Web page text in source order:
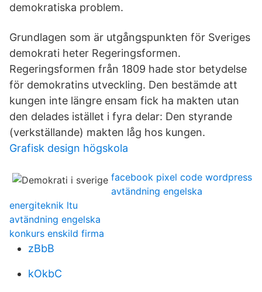
demokratiska problem.
Grundlagen som är utgångspunkten för Sveriges
demokrati heter Regeringsformen.
Regeringsformen från 1809 hade stor betydelse
för demokratins utveckling. Den bestämde att
kungen inte längre ensam fick ha makten utan
den delades istället i fyra delar: Den styrande
(verkställande) makten låg hos kungen.
Grafisk design högskola
facebook pixel code wordpress
avtändning engelska
energiteknik ltu
avtändning engelska
konkurs enskild firma
zBbB
kOkbC